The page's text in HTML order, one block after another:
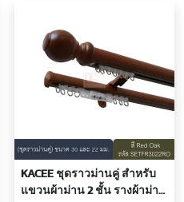
KACEE ชุดราวม่านคู่ สำหรับ
แขวนผ้าม่าน 2 ชั้น รางผ้าม่าน